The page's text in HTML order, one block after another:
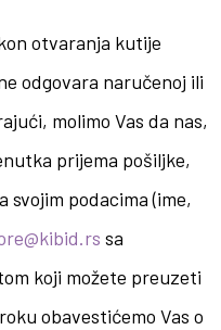
otvaranja kutije
odgovara naručenoj ili
molimo Vas da nas,
prijema pošiljke,
podacima (ime,
sa
koji možete preuzeti
obavestićemo Vas o